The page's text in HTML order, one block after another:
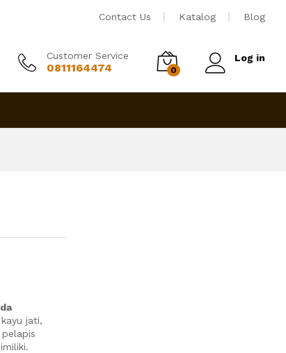
Contact Us Katalog Blog
Customer Service
0811164474 0
Log in
jati,
Tambah ke keranjang